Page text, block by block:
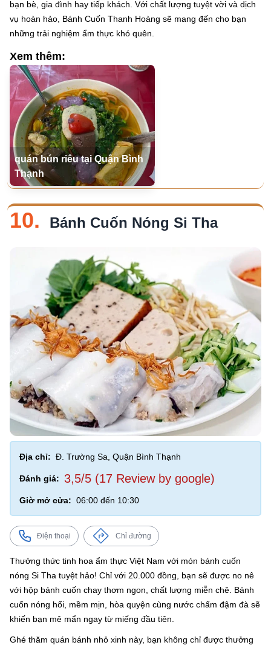
bạn bè, gia đình hay tiếp khách. Với chất lượng tuyệt vời và dịch
vụ hoàn hảo, Bánh Cuốn Thanh Hoàng sẽ mang đến cho bạn
những trải nghiệm ẩm thực khó quên.
Xem thêm:
quán bún riêu tại Quận Bình
Thạnh
10. Bánh Cuốn Nóng Si Tha
Địa chỉ: Đ. Trường Sa, Quận Bình Thạnh
Đánh giá: 3,5/5 (17 Review by google)
Giờ mở cửa: 06:00 đến 10:30
Điện thoại Chỉ đường
Thưởng thức tinh hoa ẩm thực Việt Nam với món bánh cuốn
nóng Si Tha tuyệt hảo! Chỉ với 20.000 đồng, bạn sẽ được no nê
với hộp bánh cuốn chay thơm ngon, chất lượng miễn chê. Bánh
cuốn nóng hổi, mềm mịn, hòa quyện cùng nước chấm đậm đà sẽ
khiến bạn mê mẩn ngay từ miếng đầu tiên.
Ghé thăm quán bánh nhỏ xinh này, bạn không chỉ được thưởng